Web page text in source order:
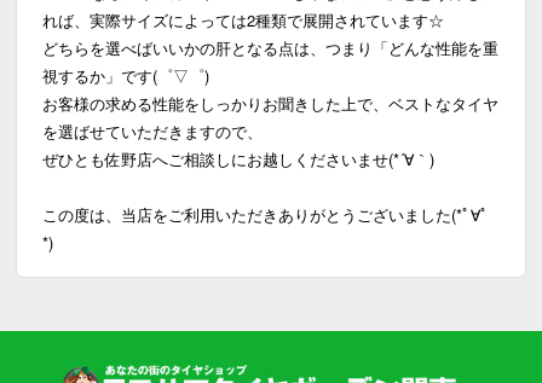
れば、実際サイズによっては2種類で展開されています☆
どちらを選べばいいかの肝となる点は、つまり「どんな性能を重
視するか」です(゜▽゜)
お客様の求める性能をしっかりお聞きした上で、ベストなタイヤ
を選ばせていただきますので、
ぜひとも佐野店へご相談しにお越しくださいませ(*´∀｀)
この度は、当店をご利用いただきありがとうございました(*ﾟ∀ﾟ
*)